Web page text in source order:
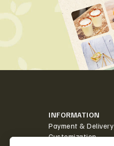
INFORMATION
Payment & Delivery
Customization